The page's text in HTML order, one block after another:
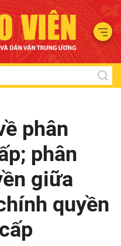
phân
phân
giữa
quyền